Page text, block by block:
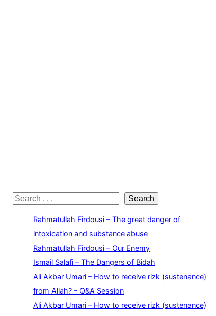
S
Search
Rahmatullah Firdousi – The great danger of
intoxication and substance abuse
Rahmatullah Firdousi – Our Enemy
Ismail Salafi – The Dangers of Bidah
Ali Akbar Umari – How to receive rizk (sustenance)
from Allah? – Q&A Session
Ali Akbar Umari – How to receive rizk (sustenance)